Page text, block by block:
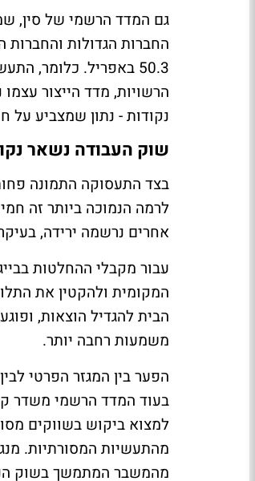
גם המדד הרשמי של סין,
50.3 באפריל. כלומר,
נקודות - נתון שמצביע על
שוק העבודה נשאר
בצד התעסוקה התמונה
לרמה הנמוכה ביותר זה
אחרים נרשמה ירידה,
עבור מקבלי ההחלטות
המקומית ולהקטין את
הבית להגדיל הוצאות,
משמעות רחבה יותר.
הפער בין המגזר הפרטי
בעוד המדד הרשמי משדר
למצוא ביקוש בשווקים
מהתעשיות המסורתיות.
מהמשבר המתמשך בשוק